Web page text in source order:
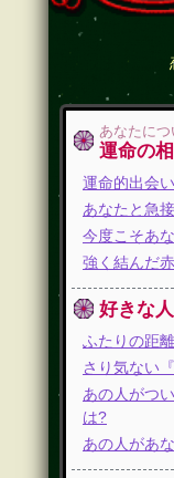
あなたにつ
運命の
運命的出会
あなたと急
今度こそあ
強く結んだ
好きな
ふたりの距
さり気ない
あの人がつ
は?
あの人があ